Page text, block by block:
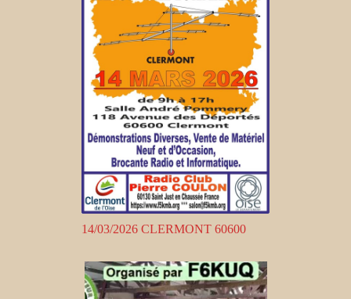
14/03/2026 CLERMONT 60600